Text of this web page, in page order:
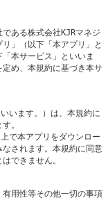
ある株式会社KJRマネジ
」（以下「本アプリ」と
本サービス」といいま
め、本規約に基づき本サ
います。）は、本規約に
。
で本アプリをダウンロー
されます。本規約に同意
できません。
用性等その他一切の事項